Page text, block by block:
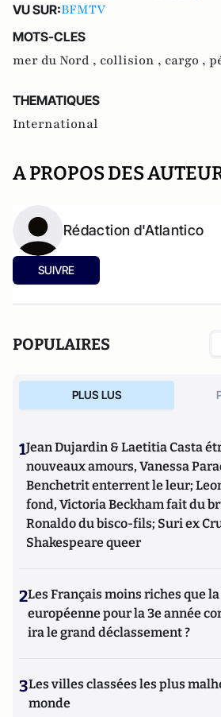
VU SUR:BFMTV
MOTS-CLES
mer du Nord , collision , cargo ,
THEMATIQUES
International
A PROPOS DES
Rédaction d'Atlantico
SUIVRE
POPULAIRES
PLUS LUS
1Jean Dujardin & Laetitia Casta
nouveaux amours, Vanessa
Benchetrit enterrent le leur;
fond, Victoria Beckham fait du
Ronaldo du bisco-fils; Suri ex
Shakespeare queer
2Les Français moins riches que
européenne pour la 3e année
ira le grand déclassement ?
3Les villes classées les plus
monde